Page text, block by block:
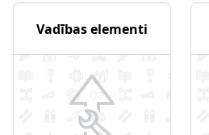
Vadības elementi